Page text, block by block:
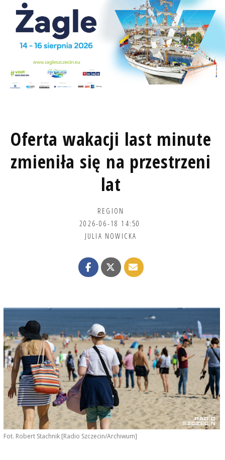
Oferta wakacji last minute
zmieniła się na przestrzeni
lat
REGION
2026-06-18 14:50
JULIA NOWICKA
Fot. Robert Stachnik [Radio Szczecin/Archiwum]